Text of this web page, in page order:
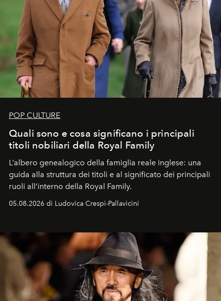
POP CULTURE
Quali sono e cosa significano i principali
titoli nobiliari della Royal Family
L’albero genealogico della famiglia reale inglese: una
guida alla struttura dei titoli e al significato dei principali
ruoli all’interno della Royal Family.
05.08.2026 di Ludovica Crespi-Pallavicini